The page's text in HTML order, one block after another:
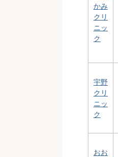
かみ
クリ
ニッ
ク
宇野
クリ
ニッ
ク
おお